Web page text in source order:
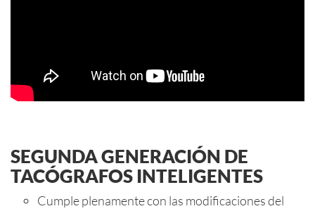
SEGUNDA GENERACIÓN DE
TACÓGRAFOS INTELIGENTES
Cumple plenamente con las modificaciones del